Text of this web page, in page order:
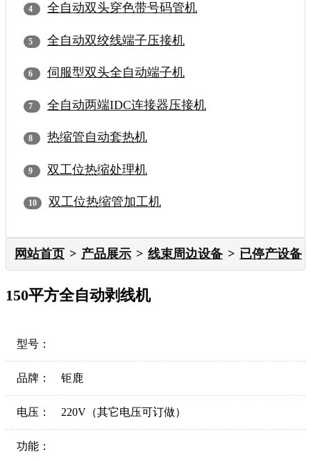
全自动双头穿色带号码管机
全自动双绞线端子压接机
伺服型双头全自动端子机
全自动两端IDC连接器压接机
热缩管自动套热机
双工位热缩处理机
双工位热缩管加工机
网站首页 产品展示 线束周边设备 已停产设备
150平方全自动剥线机
型号：
品牌： 钜鹿
电压： 220V（其它电压可订做）
功能：